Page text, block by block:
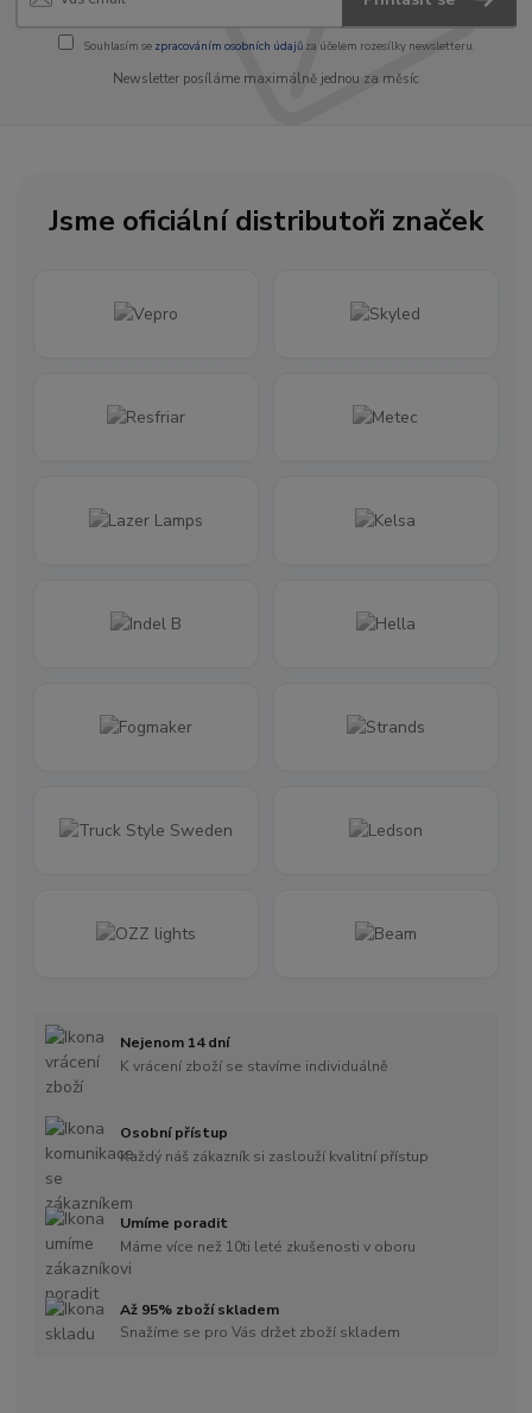
Souhlasím se zpracováním osobních údajůza účelem rozesílky newsletteru.
Newsletter posíláme maximálně jednou za měsíc
Jsme oficiální distributoři značek
Nejenom 14 dní
K vrácení zboží se stavíme individuálně
Osobní přístup
Každý náš zákazník si zaslouží kvalitní přístup
Umíme poradit
Máme více než 10ti leté zkušenosti v oboru
Až 95% zboží skladem
Snažíme se pro Vás držet zboží skladem